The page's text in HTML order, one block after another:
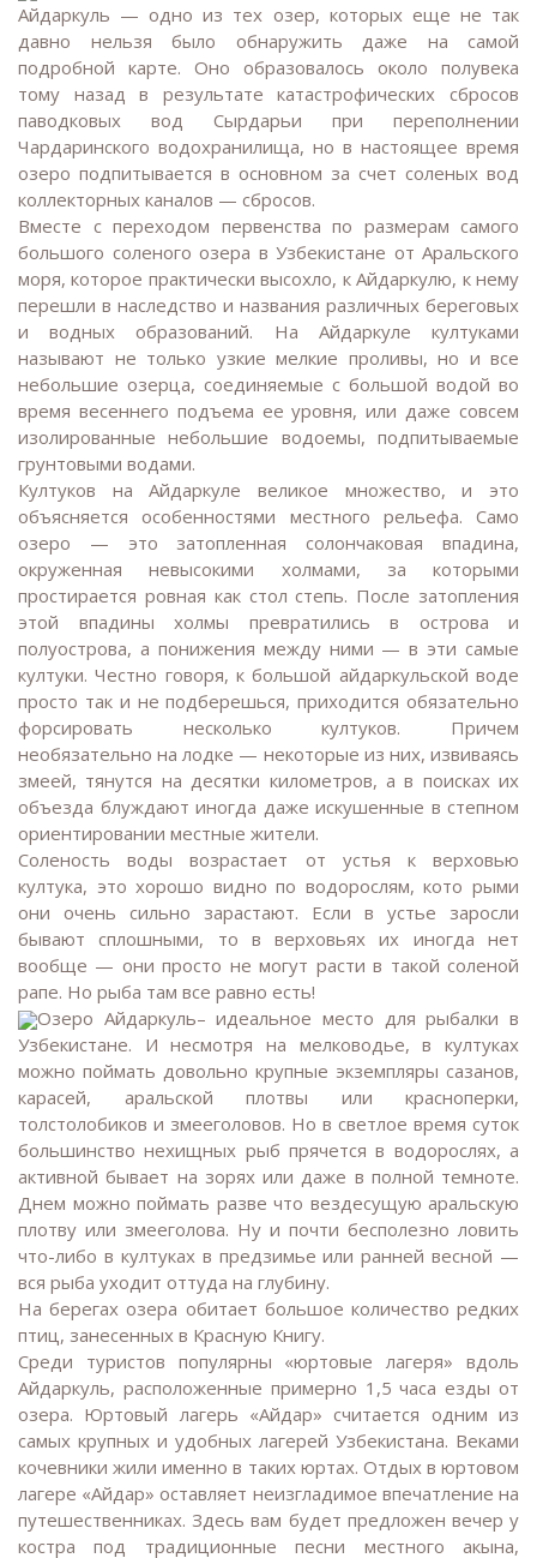
Айдаркуль — одно из тех озер, которых еще не так
давно нельзя было обнаружить даже на самой
подробной карте. Оно образовалось около полувека
тому назад в результате катастрофических сбросов
паводковых вод Сырдарьи при переполнении
Чардаринского водохранилища, но в настоящее время
озеро подпитывается в основном за счет соленых вод
коллекторных каналов — сбросов.
Вместе с переходом первенства по размерам самого
большого соленого озера в Узбекистане от Аральского
моря, которое практически высохло, к Айдаркулю, к нему
перешли в наследство и названия различных береговых
и водных образований. На Айдаркуле култуками
называют не только узкие мелкие проливы, но и все
небольшие озерца, соединяемые с большой водой во
время весеннего подъема ее уровня, или даже совсем
изолированные небольшие водоемы, подпитываемые
грунтовыми водами.
Култуков на Айдаркуле великое множество, и это
объясняется особенностями местного рельефа. Само
озеро — это затопленная солончаковая впадина,
окруженная невысокими холмами, за которыми
простирается ровная как стол степь. После затопления
этой впадины холмы превратились в острова и
полуострова, а понижения между ними — в эти самые
култуки. Честно говоря, к большой айдаркульской воде
просто так и не подберешься, приходится обязательно
форсировать несколько култуков. Причем
необязательно на лодке — некоторые из них, извиваясь
змеей, тянутся на десятки километров, а в поисках их
объезда блуждают иногда даже искушенные в степном
ориентировании местные жители.
Соленость воды возрастает от устья к верховью
култука, это хорошо видно по водорослям, кото рыми
они очень сильно зарастают. Если в устье заросли
бывают сплошными, то в верховьях их иногда нет
вообще — они просто не могут расти в такой соленой
рапе. Но рыба там все равно есть!
Озеро Айдаркуль– идеальное место для рыбалки в
Узбекистане. И несмотря на мелководье, в култуках
можно поймать довольно крупные экземпляры сазанов,
карасей, аральской плотвы или красноперки,
толстолобиков и змееголовов. Но в светлое время суток
большинство нехищных рыб прячется в водорослях, а
активной бывает на зорях или даже в полной темноте.
Днем можно поймать разве что вездесущую аральскую
плотву или змееголова. Ну и почти бесполезно ловить
что-либо в култуках в предзимье или ранней весной —
вся рыба уходит оттуда на глубину.
На берегах озера обитает большое количество редких
птиц, занесенных в Красную Книгу.
Среди туристов популярны «юртовые лагеря» вдоль
Айдаркуль, расположенные примерно 1,5 часа езды от
озера. Юртовый лагерь «Айдар» считается одним из
самых крупных и удобных лагерей Узбекистана. Веками
кочевники жили именно в таких юртах. Отдых в юртовом
лагере «Айдар» оставляет неизгладимое впечатление на
путешественниках. Здесь вам будет предложен вечер у
костра под традиционные песни местного акына,